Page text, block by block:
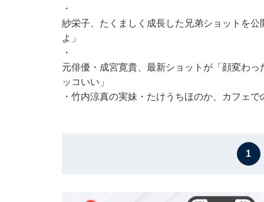
・
紗栄子、たくましく成長した兄弟ショットを
よ」
・
元俳優・成宮寛貴、最新ショットが「顔変わ
ッコいい」
・ 竹内涼真の実妹・たけうちほのか、カフェで
1